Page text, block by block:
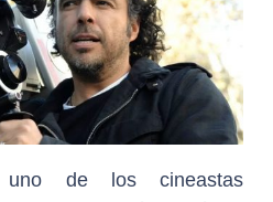
uno de los cineastas